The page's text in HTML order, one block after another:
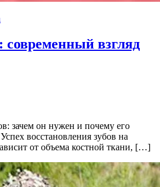
взгляд
зачем он нужен и почему его
восстановления зубов на
от объема костной ткани, […]